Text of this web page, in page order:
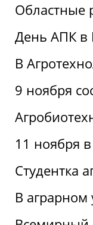
Областные
День АПК в
В
9 ноября
11 ноября
Студентка
В аграрном